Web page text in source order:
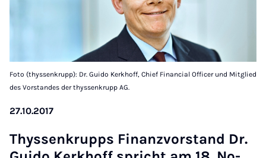
Foto (thyssenkrupp): Dr. Guido Kerkhoff, Chief Financial Officer und Mitglied
des Vorstandes der thyssenkrupp AG.
27.10.2017
Thys­sen­krupps Fi­nanz­vor­stand Dr.